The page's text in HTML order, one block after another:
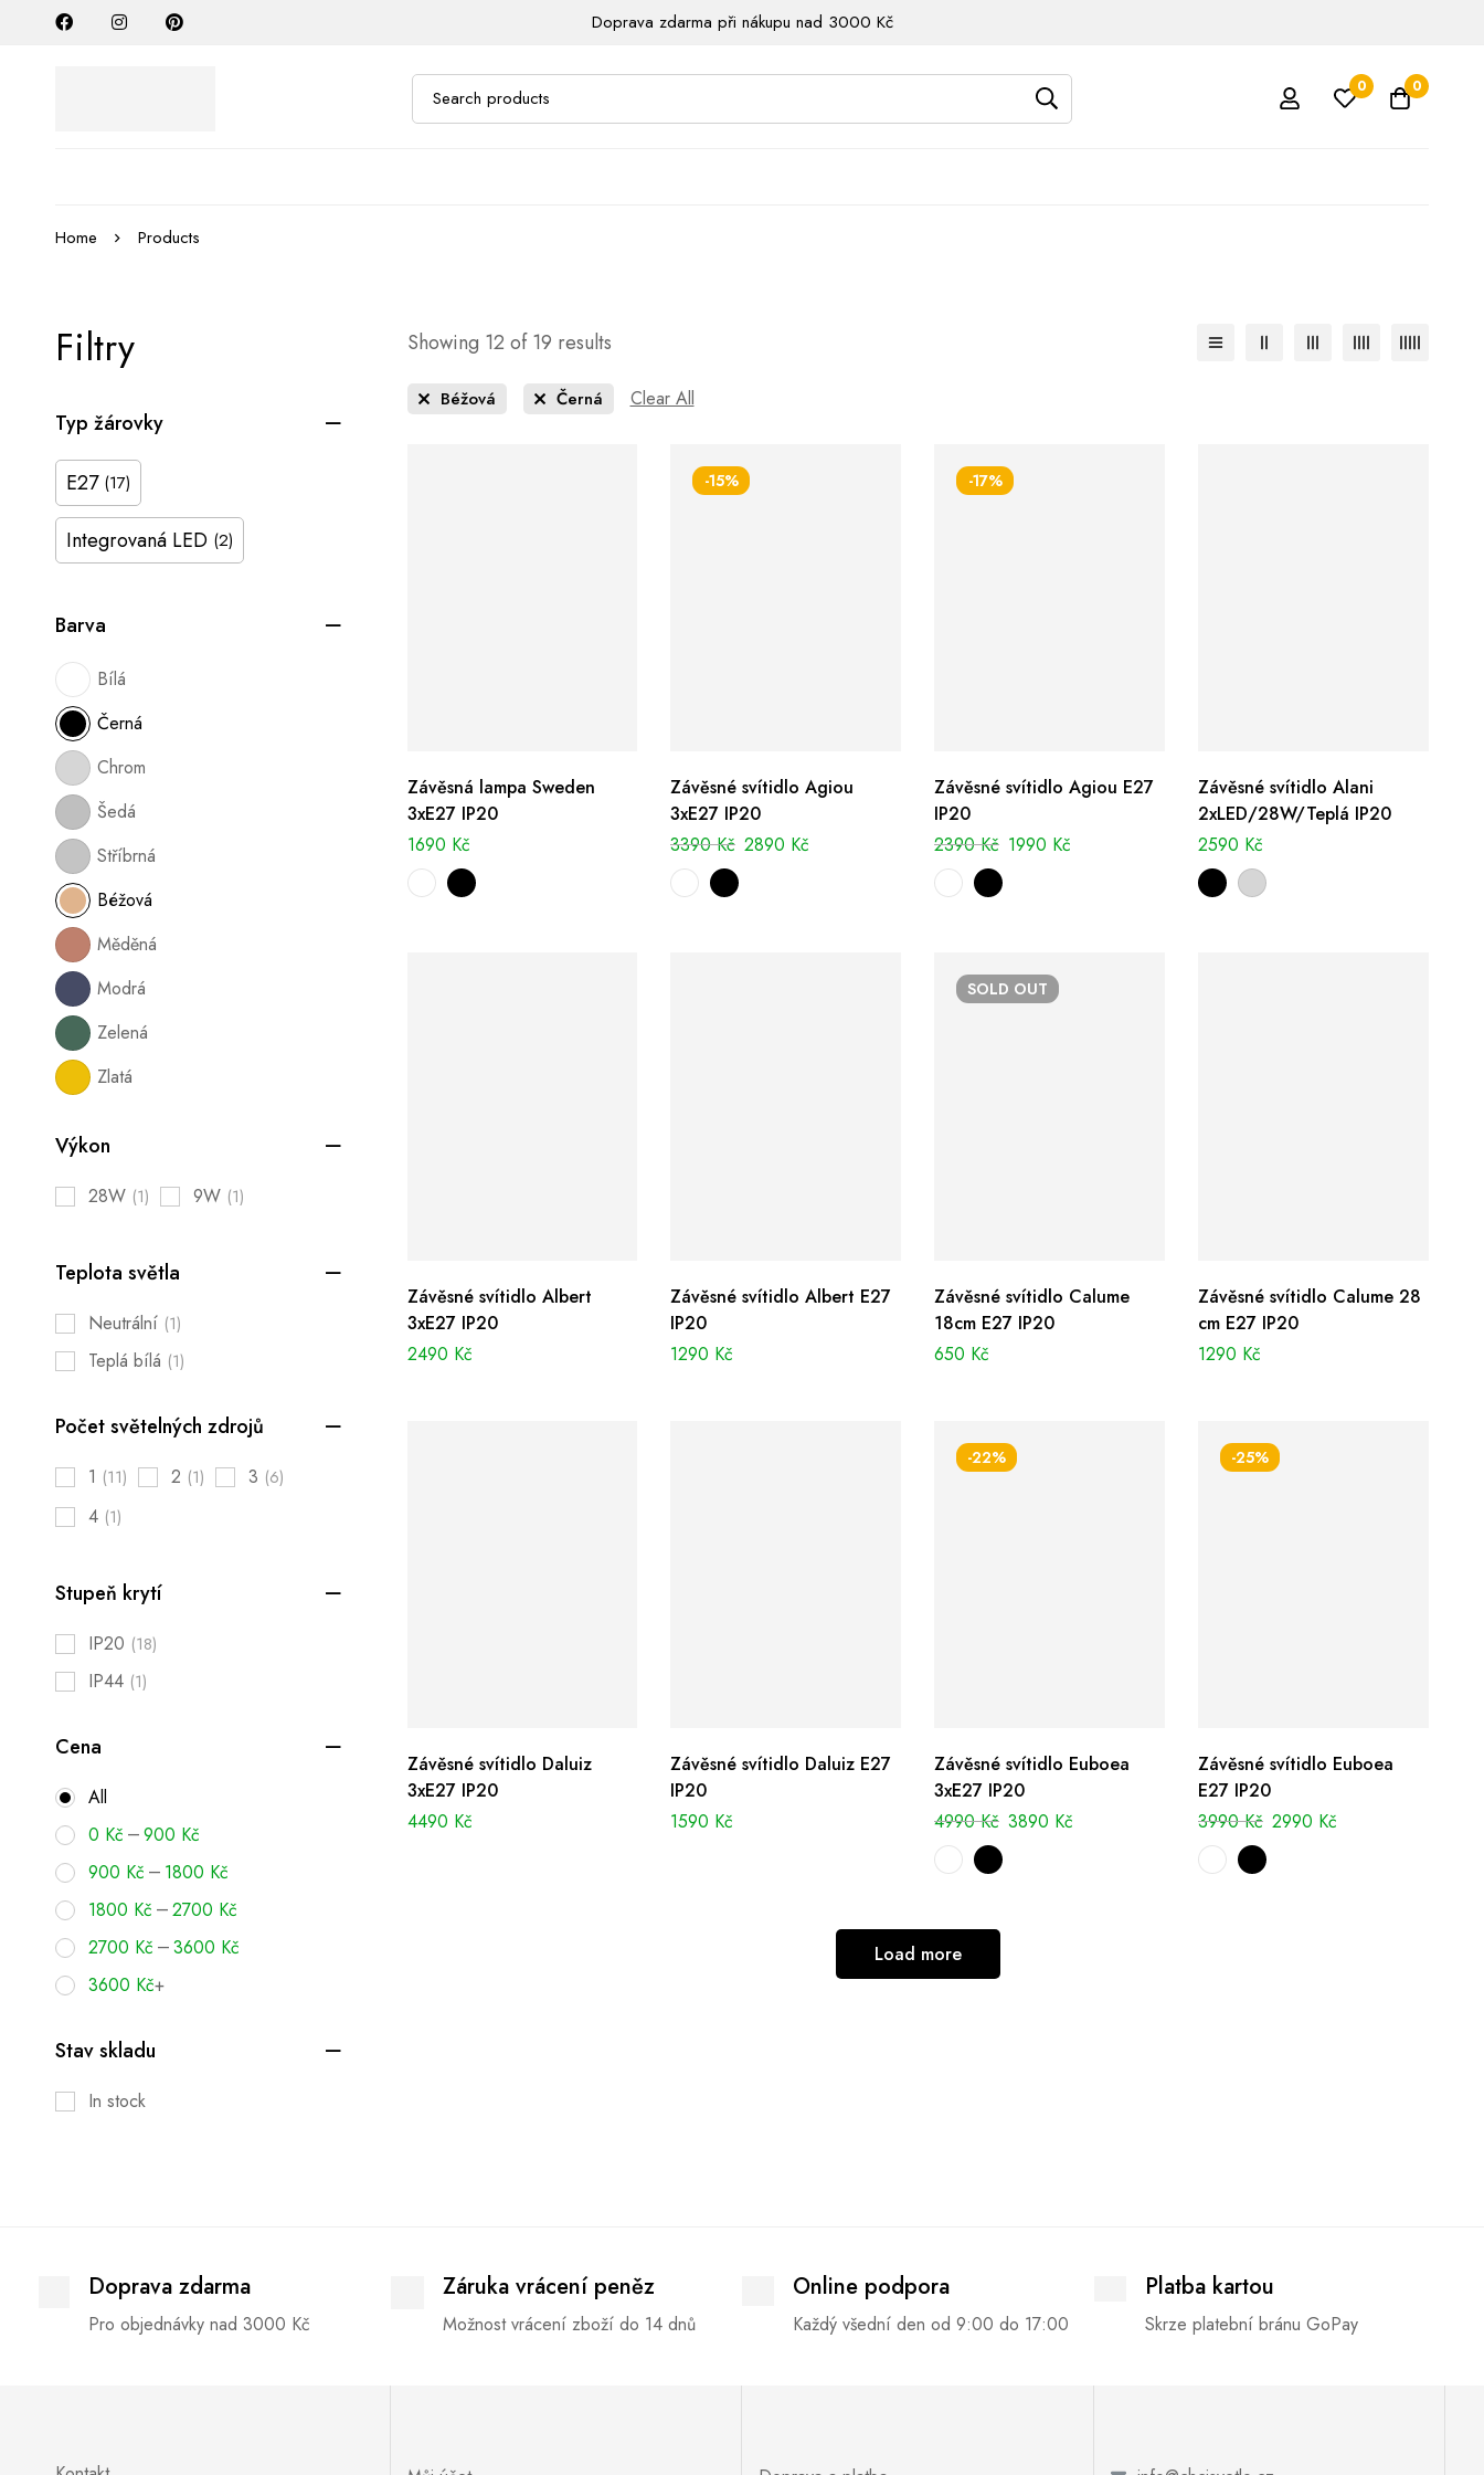
Doprava zdarma při nákupu nad 3000 Kč
0 0
Home Products
Filtry
Typ žárovky
E27 (17)
Integrovaná LED (2)
Barva
Bílá
Černá
Chrom
Šedá
Stříbrná
Béžová
Měděná
Modrá
Zelená
Zlatá
Výkon
28W (1) 9W (1)
Teplota světla
Neutrální (1)
Teplá bílá (1)
Počet světelných zdrojů
1 (11) 2 (1) 3 (6)
4 (1)
Stupeň krytí
IP20 (18)
IP44 (1)
Cena
All
0 Kč –900 Kč
900 Kč – 1800 Kč
1800 Kč –2700 Kč
2700 Kč –3600 Kč
3600 Kč+
Stav skladu
In stock
Showing 12 of 19 results
Béžová Černá Clear All
Závěsná lampa Sweden
3xE27 IP20
1690 Kč
-15%
Závěsné svítidlo Agiou
3xE27 IP20
3390Kč 2890 Kč
-17%
Závěsné svítidlo Agiou E27
IP20
2390Kč 1990 Kč
Závěsné svítidlo Alani
2xLED/28W/Teplá IP20
2590 Kč
Závěsné svítidlo Albert
3xE27 IP20
2490 Kč
Závěsné svítidlo Albert E27
IP20
1290 Kč
SOLD OUT
Závěsné svítidlo Calume
18cm E27 IP20
650 Kč
Závěsné svítidlo Calume 28
cm E27 IP20
1290 Kč
Závěsné svítidlo Daluiz
3xE27 IP20
4490 Kč
Závěsné svítidlo Daluiz E27
IP20
1590 Kč
-22%
Závěsné svítidlo Euboea
3xE27 IP20
4990Kč 3890 Kč
-25%
Závěsné svítidlo Euboea
E27 IP20
3990Kč 2990 Kč
Load more
Doprava zdarma
Pro objednávky nad 3000 Kč
Záruka vrácení peněz
Možnost vrácení zboží do 14 dnů
Online podpora
Každý všední den od 9:00 do 17:00
Platba kartou
Skrze platební bránu GoPay